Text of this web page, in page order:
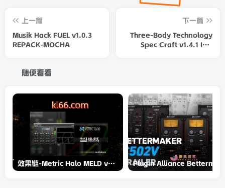
上一篇
Musik Hack FUEL v1.0.3
REPACK-MOCHA
下一篇
Three-Body Technology
Spec Craft v1.4.1 Incl
随便看看
效果链-Metric Halo MELD v4.0.89-R2R